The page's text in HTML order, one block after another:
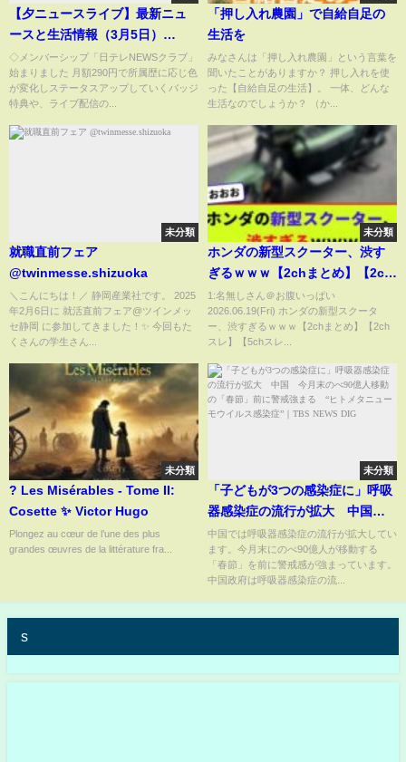
【夕ニュースライブ】最新ニュ
ースと生活情報（3月5日）
──THE LATEST NEWS
SUMMARY（日テレNEWS
LIVE）
◇メンバーシップ「日テレNEWSクラブ」
始まりました 月額290円で所属歴に応じ色
が変化しステータスアップしていくバッジ
特典や、ライブ配信の...
「押し入れ農園」で自給自足の
生活を
みなさんは「押し入れ農園」という言葉を
聞いたことがありますか？ 押し入れを使
った【自給自足の生活】。 一体、どんな
生活なのでしょうか？ （か...
未分類
就職直前フェア
@twinmesse.shizuoka
＼こんにちは！／ 静岡産業社です。 2025
年2月6日に 就活直前フェア@ツインメッ
セ静岡 に参加してきました！✨ 今回もた
くさんの学生さん...
未分類
ホンダの新型スクーター、渋す
ぎるｗｗｗ【2chまとめ】【2ch
スレ】【5chスレ】
1:名無しさん＠お腹いっぱい
2026.06.19(Fri) ホンダの新型スクータ
ー、渋すぎるｗｗｗ【2chまとめ】【2ch
スレ】【5chスレ...
未分類
? Les Misérables - Tome II:
Cosette ✨ Victor Hugo
Plongez au cœur de l’une des plus
grandes œuvres de la littérature fra...
未分類
「子どもが3つの感染症に」呼吸
器感染症の流行が拡大 中国
今月末のべ90億人移動の「春
節」前に警戒強まる “ヒトメタ
ニューモウイルス感染症”｜
中国では呼吸器感染症の流行が拡大してい
ます。今月末にのべ90億人が移動する
「春節」を前に警戒感が強まっています。
中国政府は呼吸器感染症の流...
s